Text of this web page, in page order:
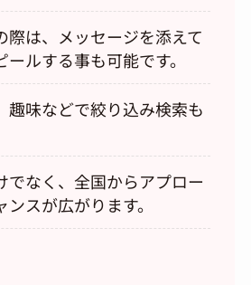
際は、メッセージを添えて
ルする事も可能です。
趣味などで絞り込み検索も
でなく、全国からアプロー
スが広がります。